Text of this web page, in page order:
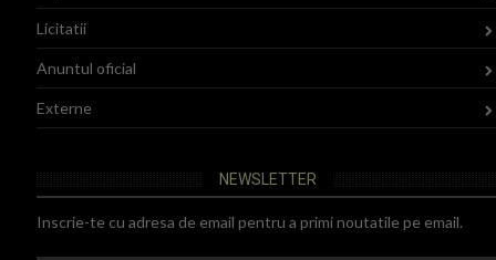
Licitatii
Anuntul oficial
Externe
NEWSLETTER
Inscrie-te cu adresa de email pentru a primi noutatile pe email.